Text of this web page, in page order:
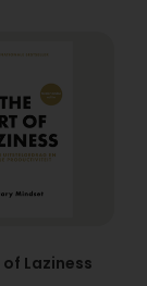
Laziness